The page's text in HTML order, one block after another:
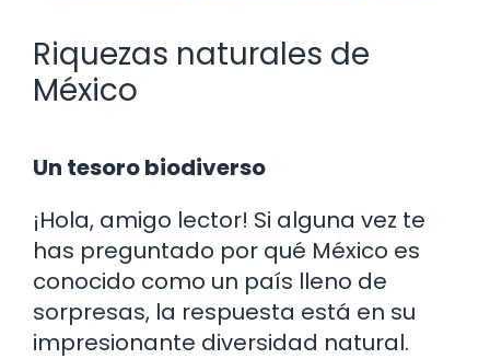
Riquezas naturales de
México
Un tesoro biodiverso
¡Hola, amigo lector! Si alguna vez te
has preguntado por qué México es
conocido como un país lleno de
sorpresas, la respuesta está en su
impresionante diversidad natural.